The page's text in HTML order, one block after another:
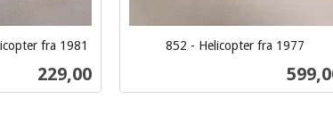
fra 1981
Pris
229,00
852 - Helicopter fra 1977
Pris